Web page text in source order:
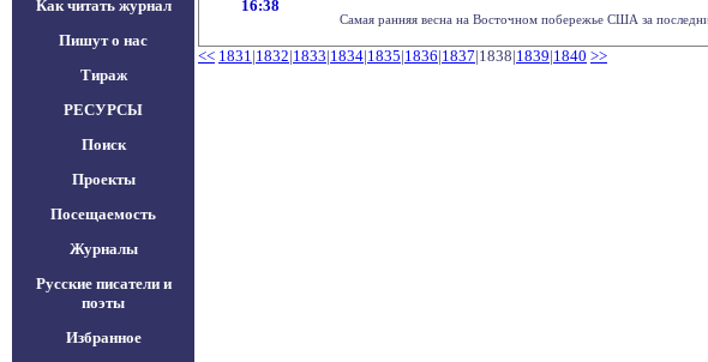
Как читать журнал
Пишут о нас
Тираж
РЕСУРСЫ
Поиск
Проекты
Посещаемость
Журналы
Русские писатели и
поэты
Избранное
16:38
Самая ранняя весна на Восточном побережье США за
<< 1831|1832|1833|1834|1835|1836|1837|1838|1839|1840 >>